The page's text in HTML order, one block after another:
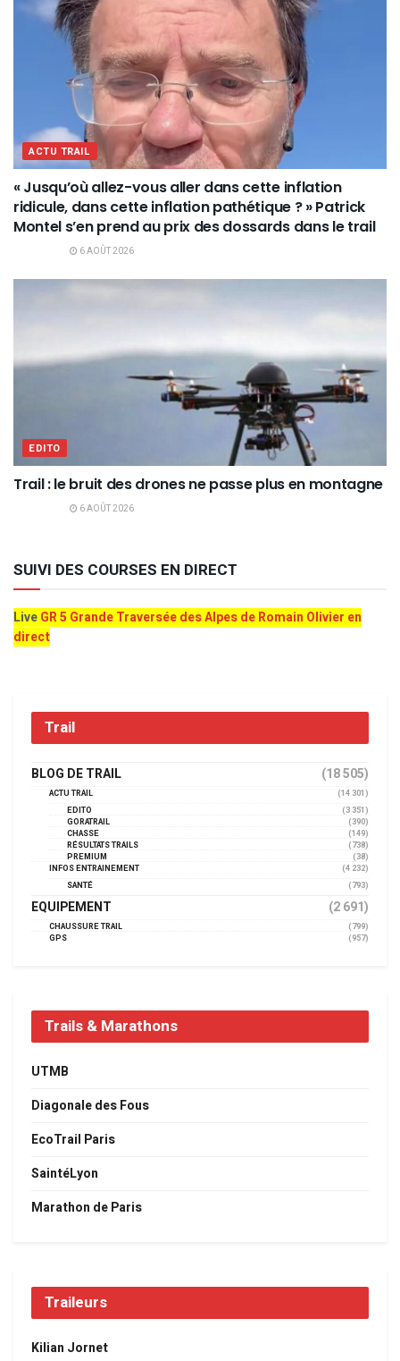
ACTU TRAIL
« Jusqu’où allez-vous aller dans cette inflation
ridicule, dans cette inflation pathétique ? » Patrick
Montel s’en prend au prix des dossards dans le trail
6 AOÛT 2026
EDITO
Trail : le bruit des drones ne passe plus en montagne
6 AOÛT 2026
SUIVI DES COURSES EN DIRECT
LiveGR 5 Grande Traversée des Alpes de Romain Olivier en
direct
Trail
BLOG DE TRAIL (18 505)
ACTU TRAIL
(14 301)
EDITO
(3 351)
GORATRAIL
(390)
CHASSE
(149)
RÉSULTATS TRAILS
(738)
PREMIUM
(38)
INFOS ENTRAINEMENT
(4 232)
SANTÉ
(793)
EQUIPEMENT (2 691)
CHAUSSURE TRAIL
(799)
GPS
(957)
Trails & Marathons
UTMB
Diagonale des Fous
EcoTrail Paris
SaintéLyon
Marathon de Paris
Traileurs
Kilian Jornet